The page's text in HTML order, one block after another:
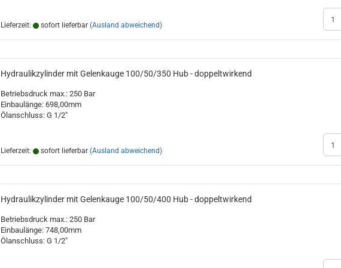
Lieferzeit: sofort lieferbar (Ausland abweichend)
Hydraulikzylinder mit Gelenkauge 100/50/350 Hub - doppeltwirkend
Betriebsdruck max.: 250 Bar
Einbaulänge: 698,00mm
Ölanschluss: G 1/2"
Lieferzeit: sofort lieferbar (Ausland abweichend)
Hydraulikzylinder mit Gelenkauge 100/50/400 Hub - doppeltwirkend
Betriebsdruck max.: 250 Bar
Einbaulänge: 748,00mm
Ölanschluss: G 1/2"